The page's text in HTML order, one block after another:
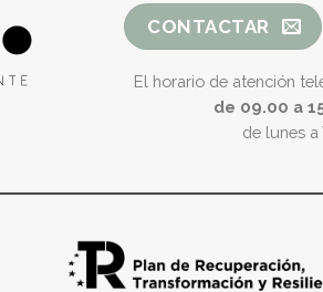
CONTACTAR
El horario de atención
de 09.00 a
de lunes a